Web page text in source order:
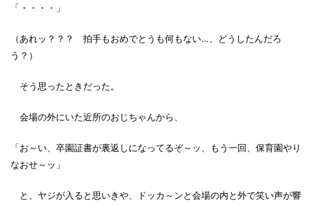
「・・・・」
（あれッ？？？ 拍手もおめでとうも何もない…、どうしたんだろ
う？）
そう思ったときだった。
会場の外にいた近所のおじちゃんから、
「お～い、卒園証書が裏返しになってるぞ～ッ、もう一回、保育園やり
なおせ～ッ」
と、ヤジが入ると思いきや、ドッカ～ンと会場の内と外で笑い声が響